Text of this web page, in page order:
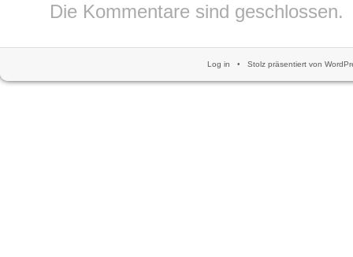
Die Kommentare sind geschlossen.
Log in • Stolz präsentiert von